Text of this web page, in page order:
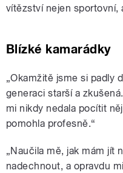
vítězství nejen sportovní,
Blízké kamarádky
„Okamžitě jsme si padly
generaci starší a
mi nikdy nedala pocítit
pomohla profesně.“
„Naučila mě, jak mám jít
nadechnout, a opravdu